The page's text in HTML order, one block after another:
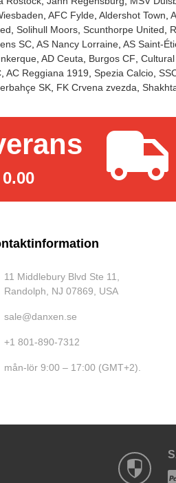
AFC Fylde Aldershot Town
Solihull Moors Scunthorpe United
SC AS Nancy Lorraine AS Saint-
AD Ceuta Burgos CF
AC Reggiana 1919 Spezia Calcio
SK FK Crvena zvezda
11 Middlebury Blvd Ste 11,
Randolph, NJ 07869, USA
sale@danxen.se
+1 801-890-7312
mån-lör 9:00 – 17:00 (GMT+2).